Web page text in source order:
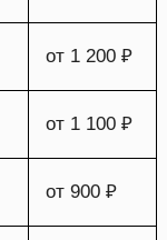
от 1 200 ₽
от 1 100 ₽
от 900 ₽